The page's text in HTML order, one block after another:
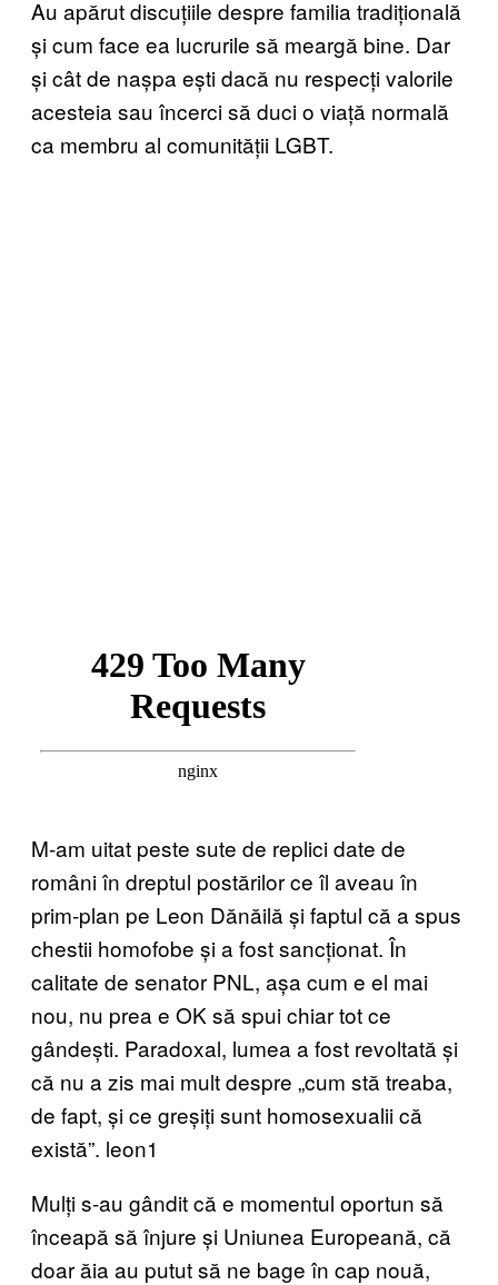
Au apărut discuțiile despre familia tradițională
și cum face ea lucrurile să meargă bine. Dar
și cât de nașpa ești dacă nu respecți valorile
acesteia sau încerci să duci o viață normală
ca membru al comunității LGBT.
M-am uitat peste sute de replici date de
români în dreptul postărilor ce îl aveau în
prim-plan pe Leon Dănăilă și faptul că a spus
chestii homofobe și a fost sancționat. În
calitate de senator PNL, așa cum e el mai
nou, nu prea e OK să spui chiar tot ce
gândești. Paradoxal, lumea a fost revoltată și
că nu a zis mai mult despre „cum stă treaba,
de fapt, și ce greșiți sunt homosexualii că
există”. leon1
Mulți s-au gândit că e momentul oportun să
înceapă să înjure și Uniunea Europeană, că
doar ăia au putut să ne bage în cap nouă,